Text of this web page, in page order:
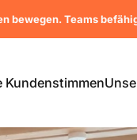
befähigen.
Kundenstimmen